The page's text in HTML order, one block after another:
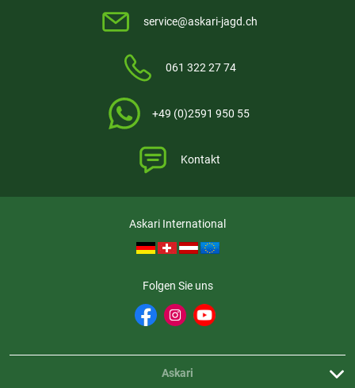
service@askari-jagd.ch
061 322 27 74
+49 (0)2591 950 55
Kontakt
Askari International
Folgen Sie uns
Askari